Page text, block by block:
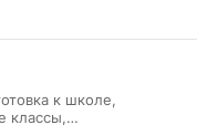
к школе,
классы,